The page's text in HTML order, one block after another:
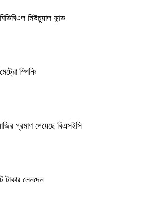
মিউচুয়াল ফান্ড
স্পিনিং
প্রমাণ পেয়েছে বিএসইসি
লেনদেন